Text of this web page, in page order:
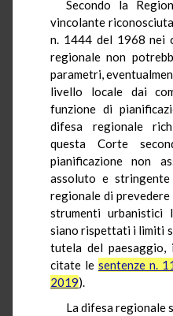
Secondo la
vincolante
n. 1444 del 1968 nei
regionale non
parametri,
livello locale dai
funzione di
difesa regionale
questa Corte
pianificazione non
assoluto e
regionale di
strumenti urbanistici
siano rispettati i limiti
tutela del paesaggio,
citate le sentenze n.
2019).
La difesa regionale